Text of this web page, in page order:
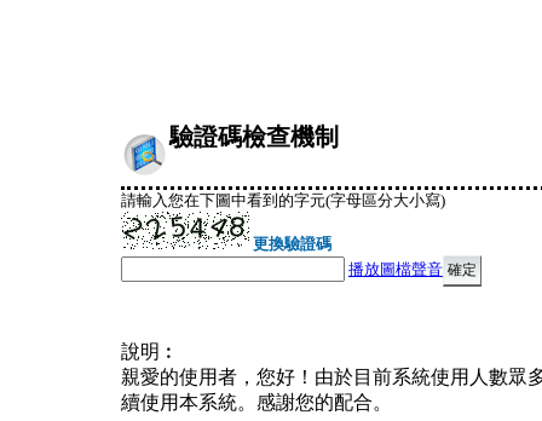
驗證碼檢查機制
請輸入您在下圖中看到的字元(字母區分大小寫)
更換驗證碼
播放圖檔聲音
說明︰
親愛的使用者，您好！由於目前系統使用人數眾
續使用本系統。感謝您的配合。